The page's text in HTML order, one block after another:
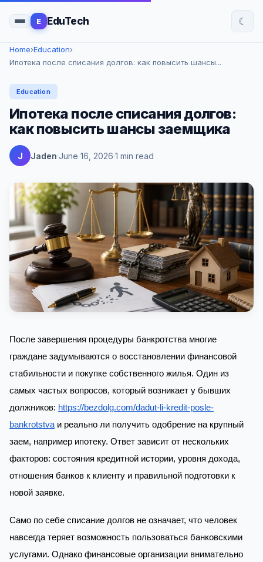
E EduTech ☾
Home›Education›
Ипотека после списания долгов: как повысить шансы...
Education
Ипотека после списания долгов:
как повысить шансы заемщика
J Jaden June 16, 2026 1 min read
После завершения процедуры банкротства многие
граждане задумываются о восстановлении финансовой
стабильности и покупке собственного жилья. Один из
самых частых вопросов, который возникает у бывших
должников: https://bezdolg.com/dadut-li-kredit-posle-
bankrotstva и реально ли получить одобрение на крупный
заем, например ипотеку. Ответ зависит от нескольких
факторов: состояния кредитной истории, уровня дохода,
отношения банков к клиенту и правильной подготовки к
новой заявке.
Само по себе списание долгов не означает, что человек
навсегда теряет возможность пользоваться банковскими
услугами. Однако финансовые организации внимательно